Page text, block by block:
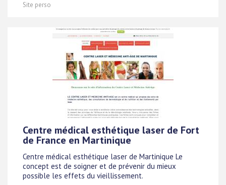
Site perso
Centre médical esthétique laser de Fort
de France en Martinique
Centre médical esthétique laser de Martinique Le
concept est de soigner et de prévenir du mieux
possible les effets du vieillissement.